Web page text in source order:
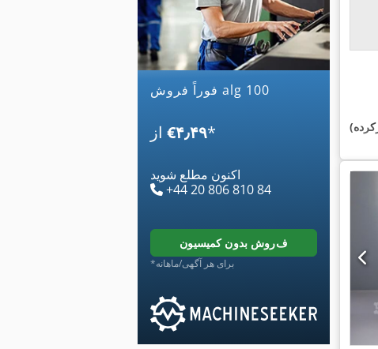
فوراً فروش alg 100
‎€۴٫۴۹*
اکنون مطلع شوید
+44 20 806 810 84
فروش بدون کمیسیون
*برای هر آگهی/ماهانه